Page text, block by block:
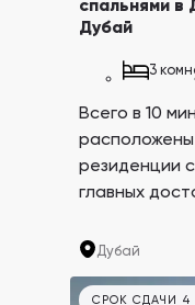
спальнями
Дубай
3
Всего в 10
расположены
резиденции
главных
бизнес-
Дубай
СРОК СДАЧИ 4